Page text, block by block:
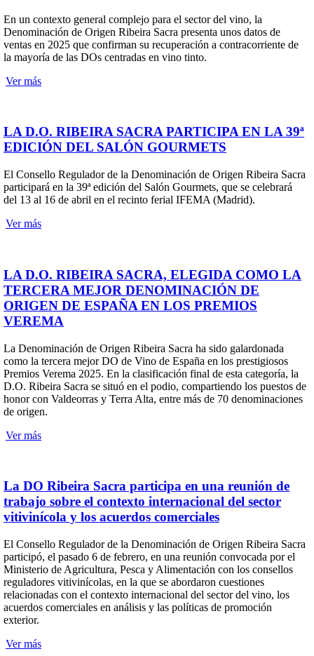
En un contexto general complejo para el sector del vino, la
Denominación de Origen Ribeira Sacra presenta unos datos de
ventas en 2025 que confirman su recuperación a contracorriente de
la mayoría de las DOs centradas en vino tinto.
Ver más
LA D.O. RIBEIRA SACRA PARTICIPA EN LA 39ª
EDICIÓN DEL SALÓN GOURMETS
El Consello Regulador de la Denominación de Origen Ribeira Sacra
participará en la 39ª edición del Salón Gourmets, que se celebrará
del 13 al 16 de abril en el recinto ferial IFEMA (Madrid).
Ver más
LA D.O. RIBEIRA SACRA, ELEGIDA COMO LA
TERCERA MEJOR DENOMINACIÓN DE
ORIGEN DE ESPAÑA EN LOS PREMIOS
VEREMA
La Denominación de Origen Ribeira Sacra ha sido galardonada
como la tercera mejor DO de Vino de España en los prestigiosos
Premios Verema 2025. En la clasificación final de esta categoría, la
D.O. Ribeira Sacra se situó en el podio, compartiendo los puestos de
honor con Valdeorras y Terra Alta, entre más de 70 denominaciones
de origen.
Ver más
La DO Ribeira Sacra participa en una reunión de
trabajo sobre el contexto internacional del sector
vitivinícola y los acuerdos comerciales
El Consello Regulador de la Denominación de Origen Ribeira Sacra
participó, el pasado 6 de febrero, en una reunión convocada por el
Ministerio de Agricultura, Pesca y Alimentación con los consellos
reguladores vitivinícolas, en la que se abordaron cuestiones
relacionadas con el contexto internacional del sector del vino, los
acuerdos comerciales en análisis y las políticas de promoción
exterior.
Ver más